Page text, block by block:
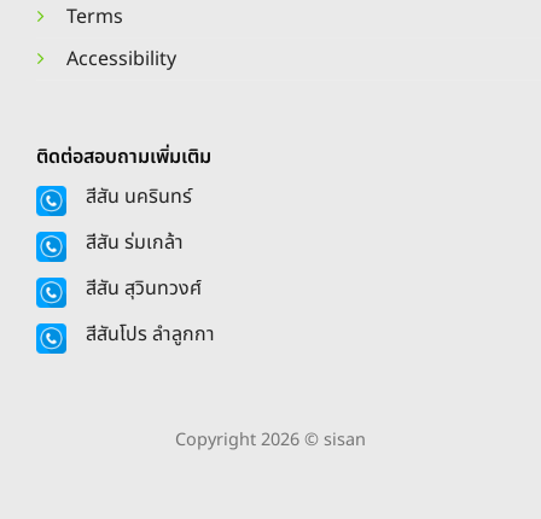
Terms
Accessibility
ติดต่อสอบถามเพิ่มเติม
สีสัน นครินทร์
สีสัน ร่มเกล้า
สีสัน สุวินทวงศ์
สีสันโปร ลำลูกกา
Copyright 2026 © sisan